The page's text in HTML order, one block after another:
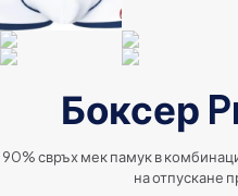
Боксер
90% свръх мек памук в
на отпускане